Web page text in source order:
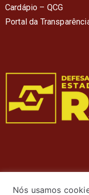
Cardápio – QCG
Portal da
Nós usamos